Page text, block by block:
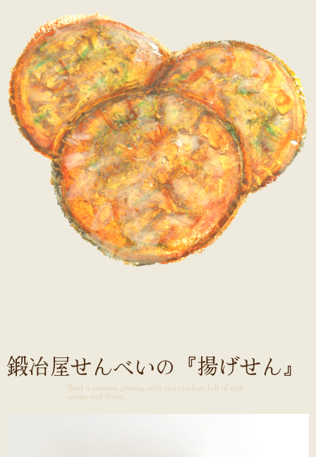
鍛冶屋せんべいの『揚げせん』
Send a summer greeting with rice crackers full of rich
aroma and flavor.